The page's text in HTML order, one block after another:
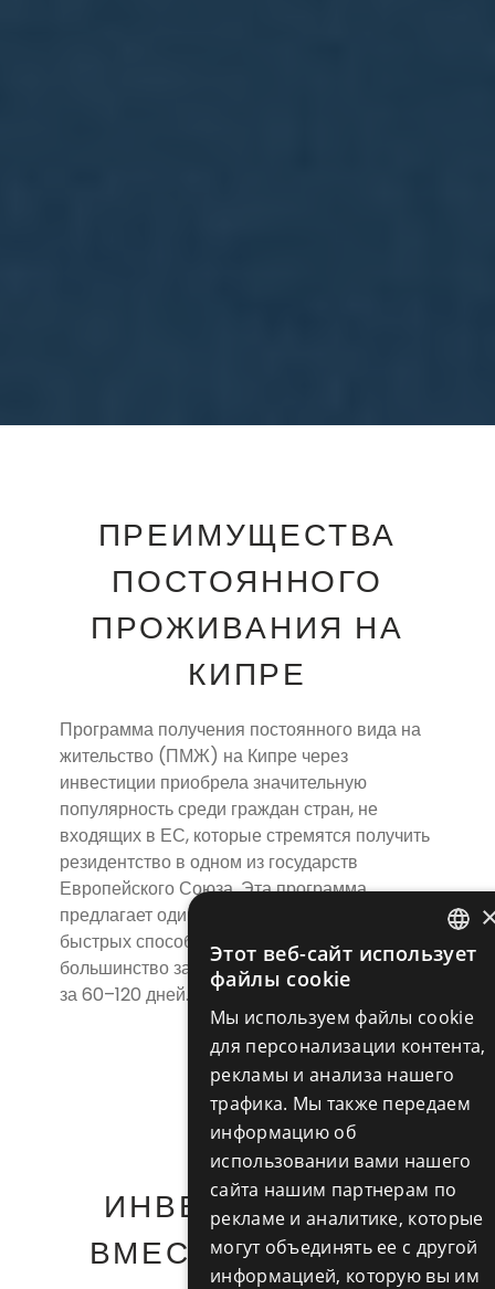
ПРЕИМУЩЕСТВА
ПОСТОЯННОГО
ПРОЖИВАНИЯ НА
КИПРЕ
Программа получения постоянного вида на
жительство (ПМЖ) на Кипре через
инвестиции приобрела значительную
популярность среди граждан стран, не
входящих в ЕС, которые стремятся получить
резидентство в одном из государств
Европейского Союза. Эта программа
предлагает один из самых простых и
быстрых способов иммиграции в Европу –
большинство заявок рассматривается всего
за 60–120 дней.
ИНВЕСТИРУЙТЕ
ВМЕСТЕ С ARISTO
Этот веб-сайт использует
файлы cookie
Мы используем файлы cookie
для персонализации контента,
рекламы и анализа нашего
трафика. Мы также передаем
информацию об
использовании вами нашего
сайта нашим партнерам по
рекламе и аналитике, которые
могут объединять ее с другой
информацией, которую вы им